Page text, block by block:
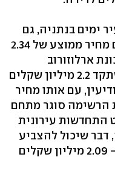
ימים בנתניה, גם
היא עוברת פיתוח משמעותי, עם מחיר ממוצע של 2.34
ארלוזורוב
בגבעתיים, שבה דירה עלתה אשתקד 2.2 מיליון שקלים
עם אותו מחיר
את הרשימה סוגר מתחם
התחדשות עירונית
שיכול להצביע
על מחירי הדירות החדשות שבו - 2.09 מיליון שקלים